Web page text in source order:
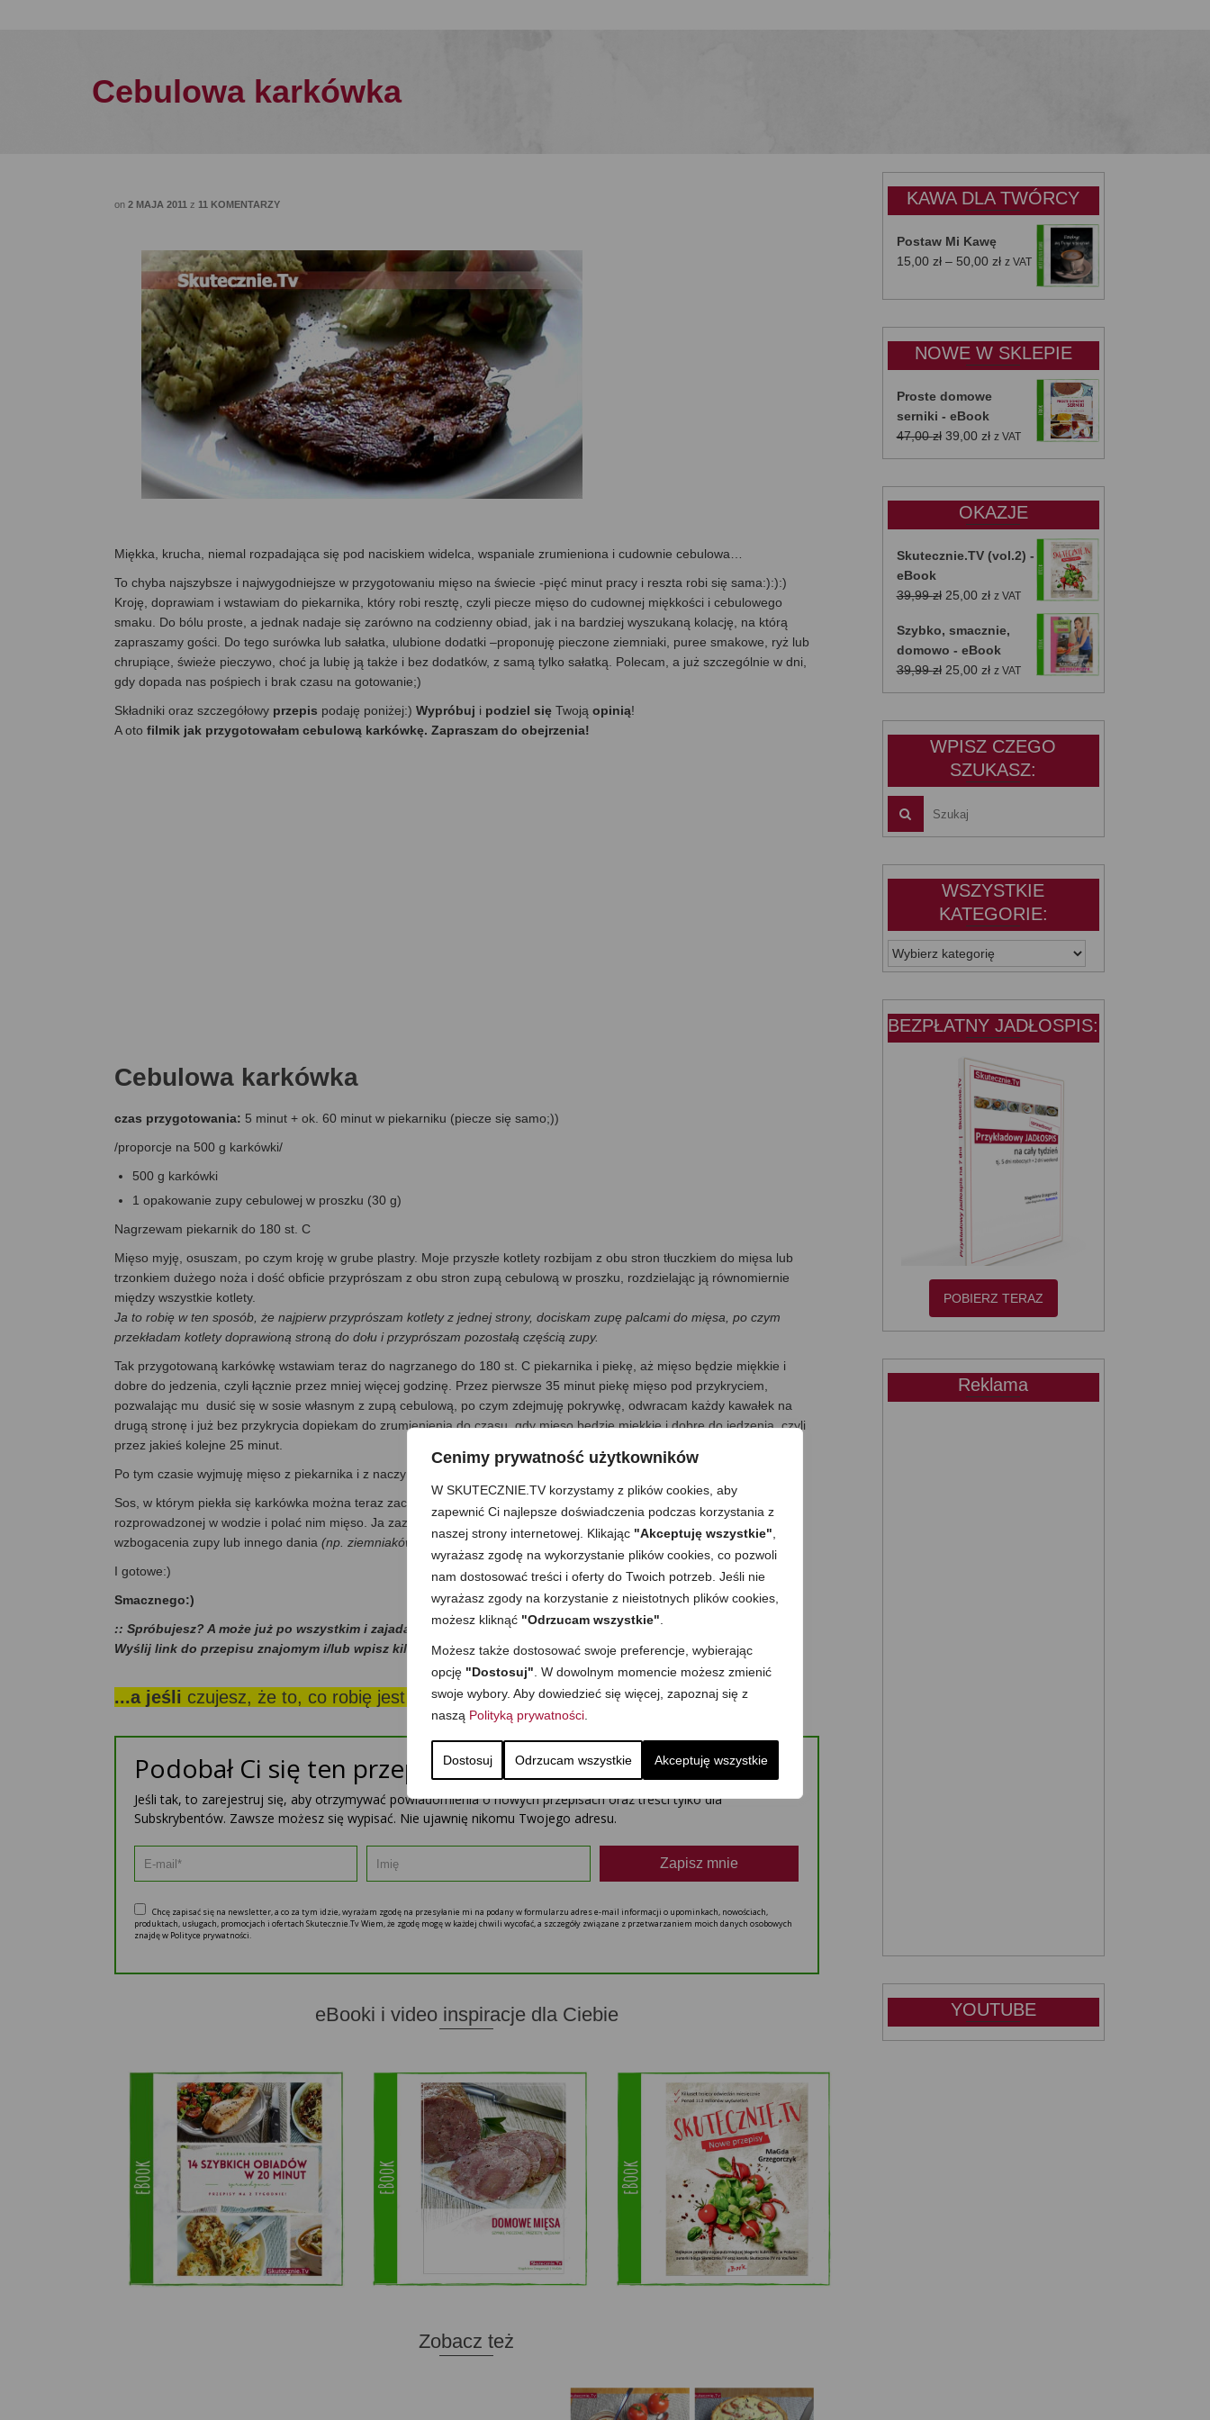
Cenimy prywatność użytkowników
W SKUTECZNIE.TV korzystamy z plików cookies, aby
zapewnić Ci najlepsze doświadczenia podczas korzystania z
naszej strony internetowej. Klikając "Akceptuję wszystkie"
wyrażasz zgodę na wykorzystanie plików cookies, co pozwoli
nam dostosować treści i oferty do Twoich potrzeb. Jeśli nie
wyrażasz zgody na korzystanie z nieistotnych plików cookies,
możesz kliknąć "Odrzucam wszystkie"
Możesz także dostosować swoje preferencje, wybierając
opcję "Dostosuj" . W dowolnym momencie możesz zmienić
swoje wybory. Aby dowiedzieć się więcej, zapoznaj się z
naszą Polityką prywatności
Dostosuj Odrzucam wszystkie Akceptuję wszystkie
Cebulowa karkówka
on 2 MAJA 2011 z 11 KOMENTARZY
Miękka, krucha, niemal rozpadająca się pod naciskiem widelca, wspaniale zrumieniona i cudownie cebulowa…
To chyba najszybsze i najwygodniejsze w przygotowaniu mięso na świecie -pięć minut pracy i reszta robi się sama:):):)
Kroję, doprawiam i wstawiam do piekarnika, który robi resztę, czyli piecze mięso do cudownej miękkości i cebulowego
smaku. Do bólu proste, a jednak nadaje się zarówno na codzienny obiad, jak i na bardziej wyszukaną kolację, na którą
zapraszamy gości. Do tego surówka lub sałatka, ulubione dodatki –proponuję pieczone ziemniaki, puree smakowe, ryż lub
chrupiące, świeże pieczywo, choć ja lubię ją także i bez dodatków, z samą tylko sałatką. Polecam, a już szczególnie w dni,
gdy dopada nas pośpiech i brak czasu na gotowanie;)
Składniki oraz szczegółowy przepis podaję poniżej:) Wypróbuj i podziel się Twoją opinią!
A oto filmik jak przygotowałam cebulową karkówkę. Zapraszam do obejrzenia!
Cebulowa karkówka
czas przygotowania: 5 minut + ok. 60 minut w piekarniku (piecze się samo;))
/proporcje na 500 g karkówki/
500 g karkówki
1 opakowanie zupy cebulowej w proszku (30 g)
Nagrzewam piekarnik do 180 st. C
Mięso myję, osuszam, po czym kroję w grube plastry. Moje przyszłe kotlety rozbijam z obu stron tłuczkiem do mięsa lub
trzonkiem dużego noża i dość obficie przyprószam z obu stron zupą cebulową w proszku, rozdzielając ją równomiernie
między wszystkie kotlety.
Ja to robię w ten sposób, że najpierw przyprószam kotlety z jednej strony, dociskam zupę palcami do mięsa, po czym
przekładam kotlety doprawioną stroną do dołu i przyprószam pozostałą częścią zupy.
Tak przygotowaną karkówkę wstawiam teraz do nagrzanego do 180 st. C piekarnika i piekę, aż mięso będzie miękkie i
dobre do jedzenia, czyli łącznie przez mniej więcej godzinę. Przez pierwsze 35 minut piekę mięso pod przykryciem,
pozwalając mu dusić się w sosie własnym z zupą cebulową, po czym zdejmuję pokrywkę, odwracam każdy kawałek na
drugą stronę i już bez przykrycia dopiekam do zrumienienia do czasu, gdy mięso będzie miękkie i dobre do jedzenia, czyli
przez jakieś kolejne 25 minut.
Po tym czasie wyjmuję mięso z piekarnika i z naczynia i podaję.
Sos, w którym piekła się karkówka można teraz zaciągnąć śmietaną, masłem lub niewielką ilością mąki ziemniaczanej
rozprowadzonej w wodzie i polać nim mięso. Ja zazwyczaj zlewam go do naczynka z pokrywką i wykorzystuję go do
wzbogacenia zupy lub innego dania (np. ziemniaków puree czy kaszy), a tę karkówkę podaję bez sosu.
I gotowe:)
Smacznego:)
:: Spróbujesz? A może już po wszystkim i zajadasz się… ze smakiem:)?
Wyślij link do przepisu znajomym i/lub wpisz kilka słów w Komentarzach, dzieląc się Twoją opinią -dziękuję!
...a jeśli czujesz, że to, co robię jest wartościowe, po prostuPOSTAW MI KAWĘ☕
Podobał Ci się ten przepis?
Jeśli tak, to zarejestruj się, aby otrzymywać powiadomienia o nowych przepisach oraz treści tylko dla
Subskrybentów. Zawsze możesz się wypisać. Nie ujawnię nikomu Twojego adresu.
Zapisz mnie
Chcę zapisać się na newsletter, a co za tym idzie, wyrażam zgodę na przesyłanie mi na podany w formularzu adres e-mail informacji o upominkach, nowościach,
produktach, usługach, promocjach i ofertach Skutecznie.Tv Wiem, że zgodę mogę w każdej chwili wycofać, a szczegóły związane z przetwarzaniem moich danych osobowych
znajdę w Polityce prywatności.
eBooki i video inspiracje dla Ciebie
Zobacz też
KAWA DLA TWÓRCY
Postaw Mi Kawę
15,00 zł – 50,00 złZakres
od
do
50,00 zł
z VAT
NOWE W SKLEPIE
Proste domowe
serniki - eBook
47,00zł Pierwotna
cena
39,00 złAktualna
cena
z VAT
OKAZJE
Skutecznie.TV (vol.2) -
eBook
39,99zł Pierwotna
wynosiła:
39,99 zł.
25,00 złAktualna
wynosi:
25,00 zł.
z VAT
Szybko, smacznie,
domowo - eBook
39,99zł Pierwotna
cena
25,00 złAktualna
cena
z VAT
WPISZ CZEGO
SZUKASZ:
WSZYSTKIE
KATEGORIE:
WSZYSTKIE
KATEGORIE:
BEZPŁATNY JADŁOSPIS:
POBIERZ TERAZ
Reklama
YOUTUBE